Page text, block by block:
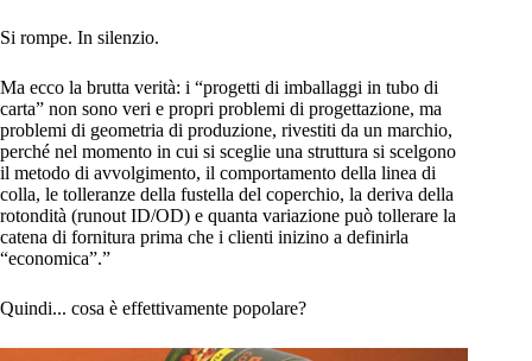
Si rompe. In silenzio.
Ma ecco la brutta verità: i “progetti di imballaggi in tubo di
carta” non sono veri e propri problemi di progettazione, ma
problemi di geometria di produzione, rivestiti da un marchio,
perché nel momento in cui si sceglie una struttura si scelgono
il metodo di avvolgimento, il comportamento della linea di
colla, le tolleranze della fustella del coperchio, la deriva della
rotondità (runout ID/OD) e quanta variazione può tollerare la
catena di fornitura prima che i clienti inizino a definirla
“economica”.”
Quindi... cosa è effettivamente popolare?